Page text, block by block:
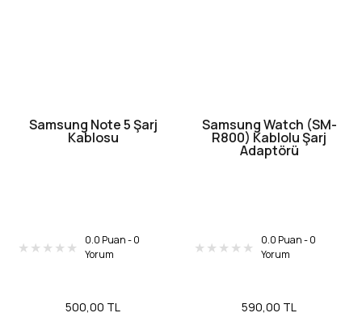
Samsung Note 5 Şarj
Kablosu
0.0 Puan - 0
Yorum
500,00 TL
Samsung Watch (SM-
R800) Kablolu Şarj
Adaptörü
0.0 Puan - 0
Yorum
590,00 TL